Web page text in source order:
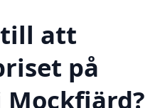
till att
på